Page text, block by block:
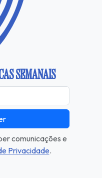
SEMANAIS
comunicações e
Privacidade.